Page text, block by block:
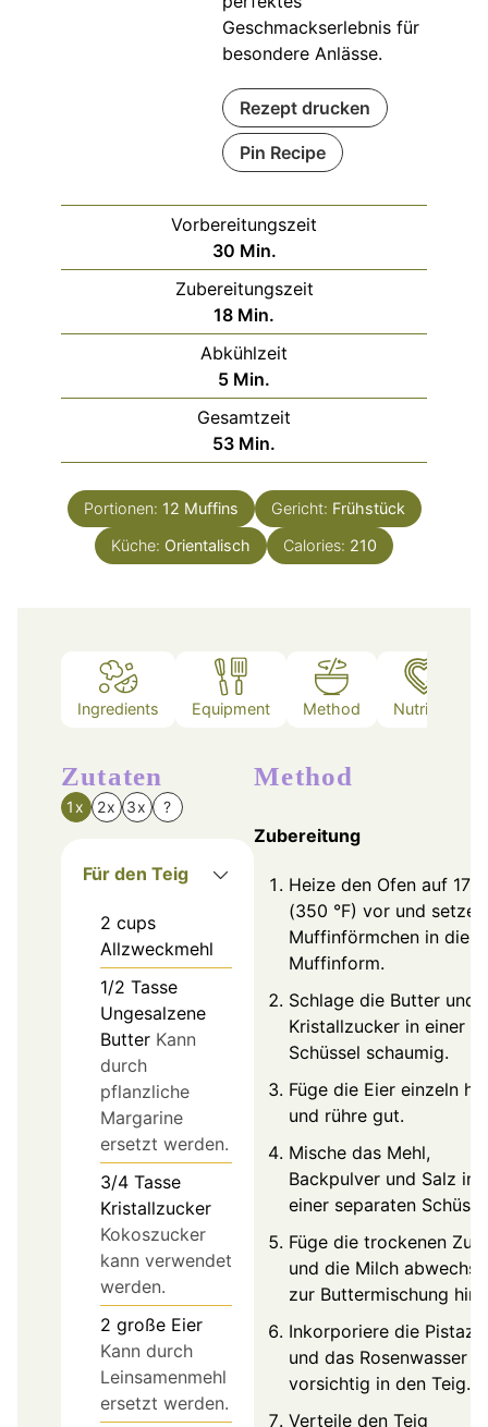
Geschmackserlebnis für
besondere Anlässe.
Rezept drucken
Pin Recipe
Vorbereitungszeit
30Minuten
Min.
Zubereitungszeit
18Minuten
Min.
Abkühlzeit
5Minuten
Min.
Gesamtzeit
53Minuten
Min.
Portionen: 12 Muffins Gericht: Frühstück
Küche: Orientalisch Calories: 210
Ingredients Equipment Method Nutrition
Zutaten
1x 2x 3x ?
Für den Teig
2 cups
Allzweckmehl
1/2 Tasse
Ungesalzene
Butter Kann
durch
pflanzliche
Margarine
ersetzt werden.
3/4 Tasse
Kristallzucker
Kokoszucker
kann verwendet
werden.
2 große Eier
Kann durch
Leinsamenmehl
ersetzt werden.
Method
Zubereitung
Heize den Ofen auf 175
(350 °F) vor und setze
Muffinförmchen in die
Muffinform.
Schlage die Butter und
Kristallzucker in einer
Schüssel schaumig.
Füge die Eier einzeln
und rühre gut.
Mische das Mehl,
Backpulver und Salz in
einer separaten
Füge die trockenen
und die Milch
zur Buttermischung
Inkorporiere die
und das Rosenwasser
vorsichtig in den Teig.
Verteile den Teig